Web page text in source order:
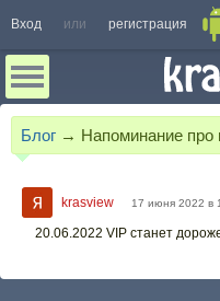
Вход или регистрация
Блог → Напоминание
krasview 17 июня 2022 в
20.06.2022 VIP станет